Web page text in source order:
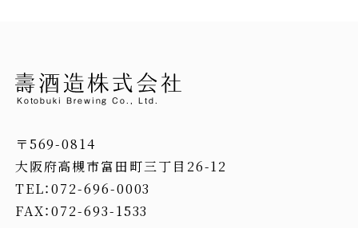
Kotobuki Brewing Co., Ltd.
〒569-0814
大阪府高槻市富田町三丁目26-12
TEL：072-696-0003
FAX：072-693-1533